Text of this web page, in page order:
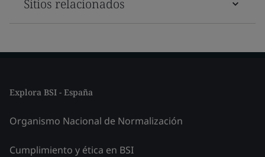
Sitios relacionados
Explora BSI - España
Organismo Nacional de Normalización
Cumplimiento y ética en BSI